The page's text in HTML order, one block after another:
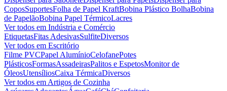
CoposSuportesFolha de Papel KraftBobina Plástico BolhaBobina
de PapelãoBobina Papel TérmicoLacres
Ver todos em Indústria e Comércio
EtiquetasFitas AdesivasSulfiteDiversos
Ver todos em Escritório
Filme PVCPapel AlumínioCelofanePotes
PlásticosFormasAssadeirasPalitos e EspetosMonitor de
ÓleosUtensíliosCaixa TérmicaDiversos
Ver todos em Artigos de Cozinha